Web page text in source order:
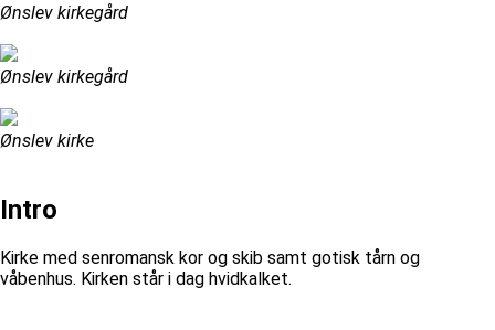
Ønslev kirkegård
Ønslev kirkegård
Ønslev kirke
Intro
Kirke med senromansk kor og skib samt gotisk tårn og
våbenhus. Kirken står i dag hvidkalket.